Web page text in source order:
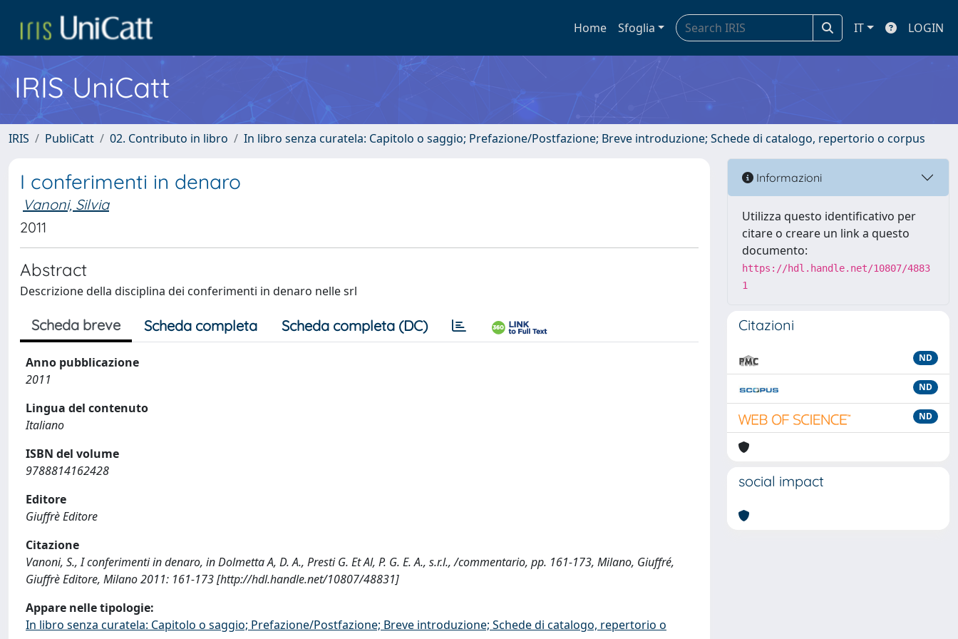
Home Sfoglia IT LOGIN
IRIS UniCatt
IRIS PubliCatt 02. Contributo in libro In libro senza curatela: Capitolo o saggio; Prefazione/Postfazione; Breve introduzione; Schede di catalogo, repertorio o corpus
I conferimenti in denaro
Vanoni, Silvia
2011
Abstract
Descrizione della disciplina dei conferimenti in denaro nelle srl
Scheda breve Scheda completa Scheda completa (DC)
Anno pubblicazione
2011
Lingua del contenuto
Italiano
ISBN del volume
9788814162428
Editore
Giuffrè Editore
Citazione
Vanoni, S., I conferimenti in denaro, in Dolmetta A, D. A., Presti G. Et Al, P. G. E. A., s.r.l., /commentario, pp. 161-173, Milano, Giuffré,
Giuffrè Editore, Milano 2011: 161-173 [http://hdl.handle.net/10807/48831]
Appare nelle tipologie:
In libro senza curatela: Capitolo o saggio; Prefazione/Postfazione; Breve introduzione; Schede di catalogo, repertorio o
Informazioni
Utilizza questo identificativo per
citare o creare un link a questo
documento:
https://hdl.handle.net/10807/4883
1
Citazioni
ND
ND
ND
social impact